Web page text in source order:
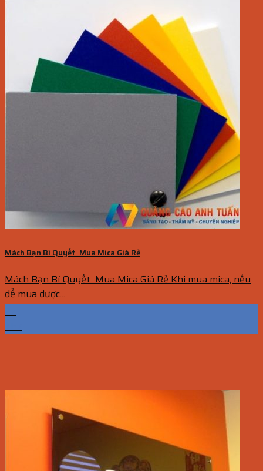
Mách Bạn Bí Quyết Mua Mica Giá Rẻ
Mách Bạn Bí Quyết Mua Mica Giá Rẻ Khi mua mica, nếu
để mua được...